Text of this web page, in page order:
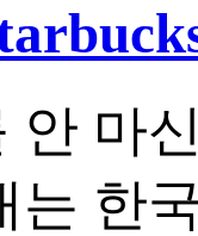
안 마
는 한